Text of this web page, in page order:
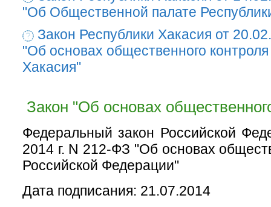
"Об Общественной палате
Закон Республики Хакасия от
"Об основах общественного
Хакасия"
Закон "Об основах
Федеральный закон Российской
2014 г. N 212-ФЗ "Об основах
Российской Федерации"
Дата подписания: 21.07.2014